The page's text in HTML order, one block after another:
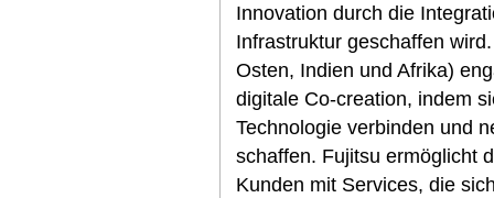
Innovation durch die
Infrastruktur geschaffen
Osten, Indien und Afrika)
digitale Co-creation, indem
Technologie verbinden und
schaffen. Fujitsu ermöglicht
Kunden mit Services, die